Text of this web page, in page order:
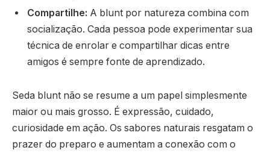
Compartilhe: A blunt por natureza combina com
socialização. Cada pessoa pode experimentar sua
técnica de enrolar e compartilhar dicas entre
amigos é sempre fonte de aprendizado.
Seda blunt não se resume a um papel simplesmente
maior ou mais grosso. É expressão, cuidado,
curiosidade em ação. Os sabores naturais resgatam o
prazer do preparo e aumentam a conexão com o